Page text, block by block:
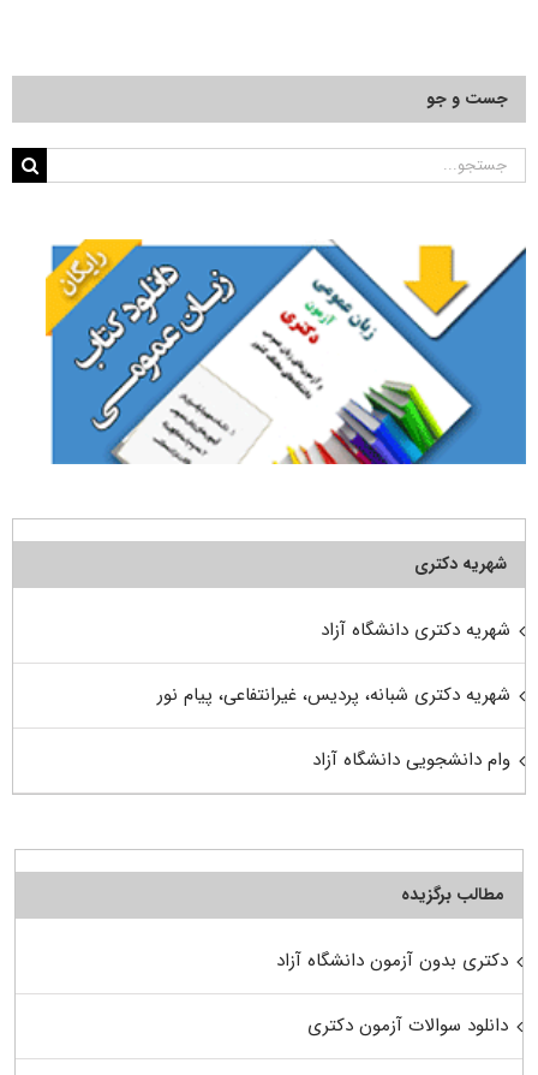
جست و جو
جستجو
شهریه دکتری
شهریه دکتری دانشگاه آزاد
شهریه دکتری شبانه، پردیس، غیرانتفاعی، پیام نور
وام دانشجویی دانشگاه آزاد
مطالب برگزیده
دکتری بدون آزمون دانشگاه آزاد
دانلود سوالات آزمون دکتری